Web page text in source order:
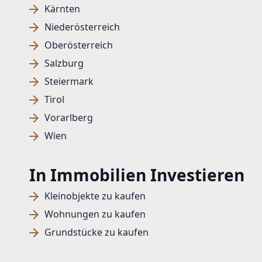
Kärnten
Niederösterreich
Oberösterreich
Salzburg
Steiermark
Tirol
Vorarlberg
Wien
In Immobilien Investieren
Kleinobjekte zu kaufen
Wohnungen zu kaufen
Grundstücke zu kaufen